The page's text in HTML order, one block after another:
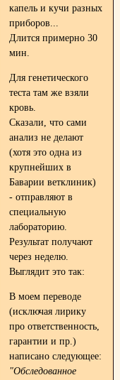
капель и кучи разных
приборов...
Длится примерно 30
мин.
Для генетического
теста там же взяли
кровь.
Сказали, что сами
анализ не делают
(хотя это одна из
крупнейших в
Баварии ветклиник)
- отправляют в
специальную
лабораторию.
Результат получают
через неделю.
Выглядит это так:
В моем переводе
(исключая лирику
про ответственность,
гарантии и пр.)
написано следующее:
"Обследованное